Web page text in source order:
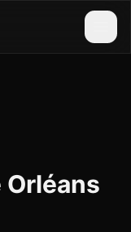
Orléans